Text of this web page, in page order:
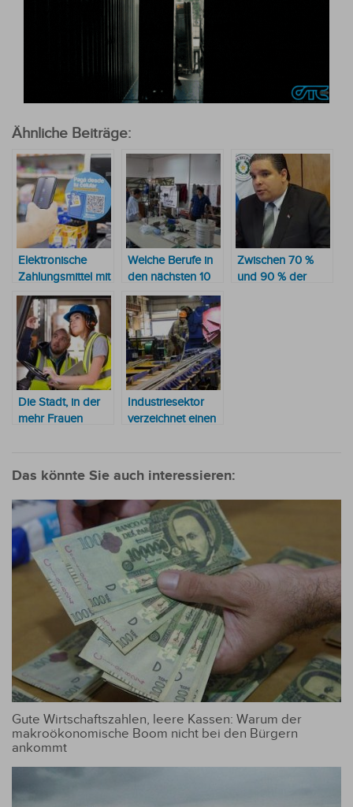
Ähnliche Beiträge:
Elektronische
Zahlungsmittel mit
deutlichem
Aufwärtstrend
Welche Berufe in
den nächsten 10
Jahren am
meisten gefragt
sind
Zwischen 70 %
und 90 % der
Die Stadt, in der
mehr Frauen
Industriesektor
verzeichnet einen
Das könnte Sie auch interessieren:
Gute Wirtschaftszahlen, leere Kassen: Warum der
makroökonomische Boom nicht bei den Bürgern
ankommt